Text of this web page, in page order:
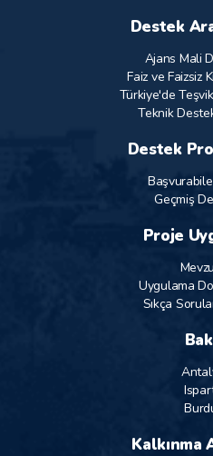
Destek
Ajans Mali
Faiz ve Faizsiz
Türkiye'de
Teknik
Destek
Geçmiş
Proje
Uygulama
Sıkça
Kalkınma